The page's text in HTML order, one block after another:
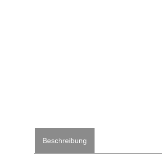
Beschreibung